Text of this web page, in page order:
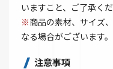
いますこと、ご了承くだ
※商品の素材、サイズ
なる場合がございます。
注意事項